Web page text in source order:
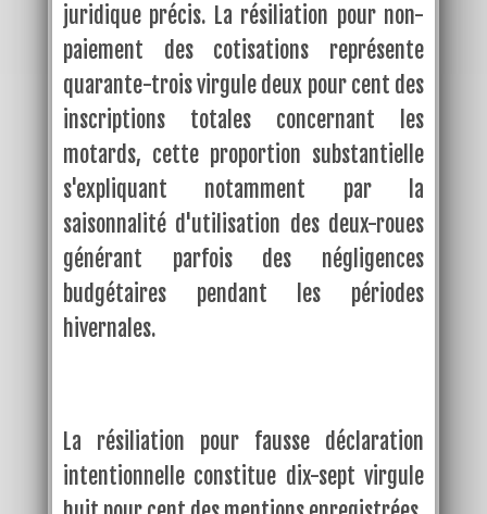
juridique précis. La résiliation pour non-
paiement des cotisations représente
quarante-trois virgule deux pour cent des
inscriptions totales concernant les
motards, cette proportion substantielle
s'expliquant notamment par la
saisonnalité d'utilisation des deux-roues
générant parfois des négligences
budgétaires pendant les périodes
hivernales.
La résiliation pour fausse déclaration
intentionnelle constitue dix-sept virgule